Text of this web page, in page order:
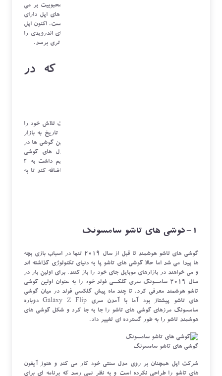
سازی سخت افزار و نرم افزاری دوست ندارند این عدم محبوبیت بر می
گردد به زمان معرفی آیفون 13 که این سری از گوشی های اپل دارای
ویژگی های فوق العاده نرم افزاری و سخت افزاری نبوده است. اکنون اپل
می خواهد یکسری از ویژگی های سخت افزاری گوشی های اندرویدی را
به آیفون های خود اضافه کند تا میان مردم به محبوبیت بالاتری برسد.
4 ویژگی ای مهم اندروید که در
جدید معرفی می کند این شرکت تلاش خود را
می کند تا آن را به عنوان پیشرفته ترین گوشی هوشمند تاریخ به بازار
عرضه کند اما با معرفی آیفون های جدید می توان گفت این گوشی ها در
مقابل رقیبانش جزء پیشرفته ترین یا خاص ترین مدل های گوشی
هوشمند دیگر محسوب نمی شود. در ادامه نگاهی خواهیم داشت به 4
ویژگی که اپل در تلاش است آن را به آیفون های خود اضافه کند تا به
1-گوشی های تاشو سامسونگ
گوشی های تاشو هوشمند تا قبل از سال 2019 تنها در اسباب بازی بچه
ها پیدا می شد اما حالا گوشی های تاشو پا به دنیای تکنولوژی گذاشته اند
و می خواهند در بازارهای موبایل جای خود را باز کنند. برای اولین بار در
سال 2019 سامسونگ سری گلکسی فولد خود را به عنوان اولین گوشی
تاشو هوشمند معرفی کرد. تا چند ماه پیش گلکسی فولد در میان گوشی
های تاشو پیشتاز بود آما با آمدن سری Galaxy Z Flip دوباره
سامسونگ مرزهای گوشی های تاشو را جا به جا کرد و شکل گوشی های
هوشمند تاشو را به طور گسترده ای تغییر داد.
گوشی های تاشو سامسونگ
شرکت اپل همچنان بر روی مدل سنتی خود کار می کند و هنوز آیفون
های تاشو را طراحی نکرده است و به نظر نمی رسد که برنامه ای برای